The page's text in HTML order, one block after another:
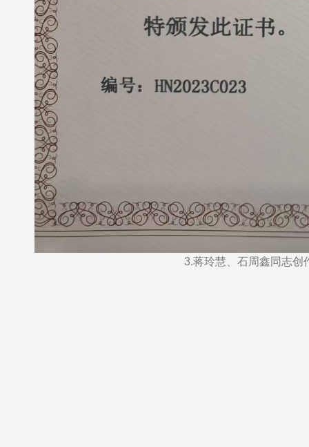
3.蒋玲慧、石周鑫同志创作的《“无